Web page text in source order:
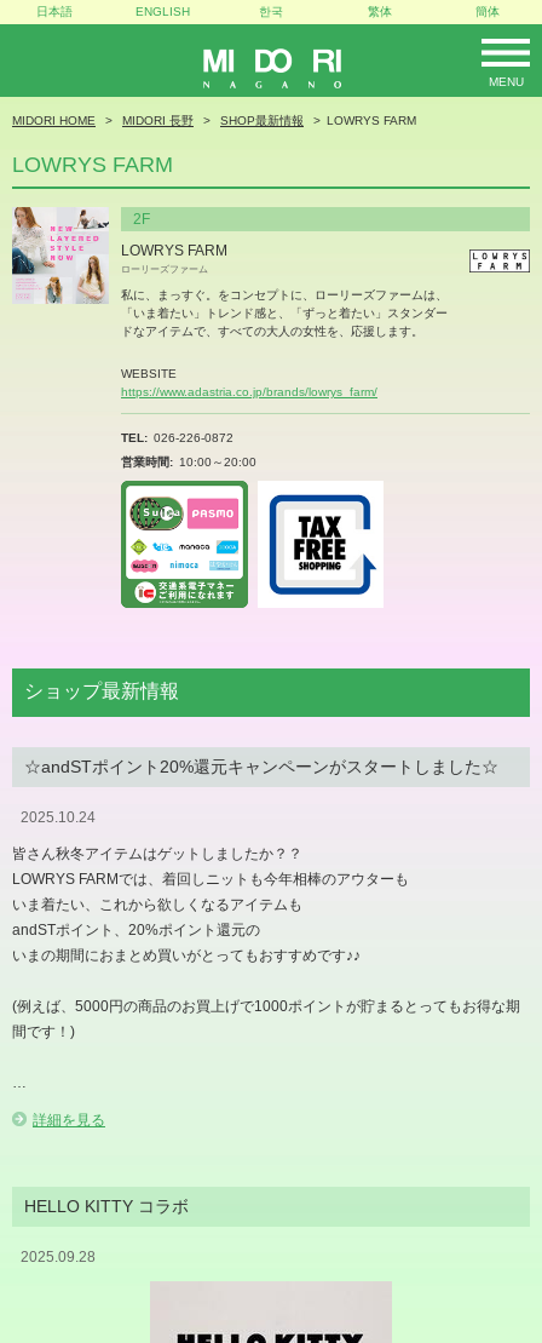
MIDORI
MENU
日本語 ENGLISH 한국 繁体 簡体
MIDORI HOME MIDORI 長野 SHOP最新情報 LOWRYS FARM
LOWRYS FARM
2F
LOWRYS FARM
ローリーズファーム
私に、まっすぐ。をコンセプトに、ローリーズファームは、
「いま着たい」トレンド感と、「ずっと着たい」スタンダー
ドなアイテムで、すべての大人の女性を、応援します。
WEBSITE
https://www.adastria.co.jp/brands/lowrys_farm/
TEL
026-226-0872
営業時間
10:00～20:00
ショップ最新情報
☆andSTポイント20%還元キャンペーンがスタートしました☆
2025.10.24
皆さん秋冬アイテムはゲットしましたか？？
LOWRYS FARMでは、着回しニットも今年相棒のアウターも
いま着たい、これから欲しくなるアイテムも
andSTポイント、20%ポイント還元の
いまの期間におまとめ買いがとってもおすすめです♪♪
(例えば、5000円の商品のお買上げで1000ポイントが貯まるとってもお得な期
間です！)
詳細を見る
HELLO KITTY コラボ
2025.09.28